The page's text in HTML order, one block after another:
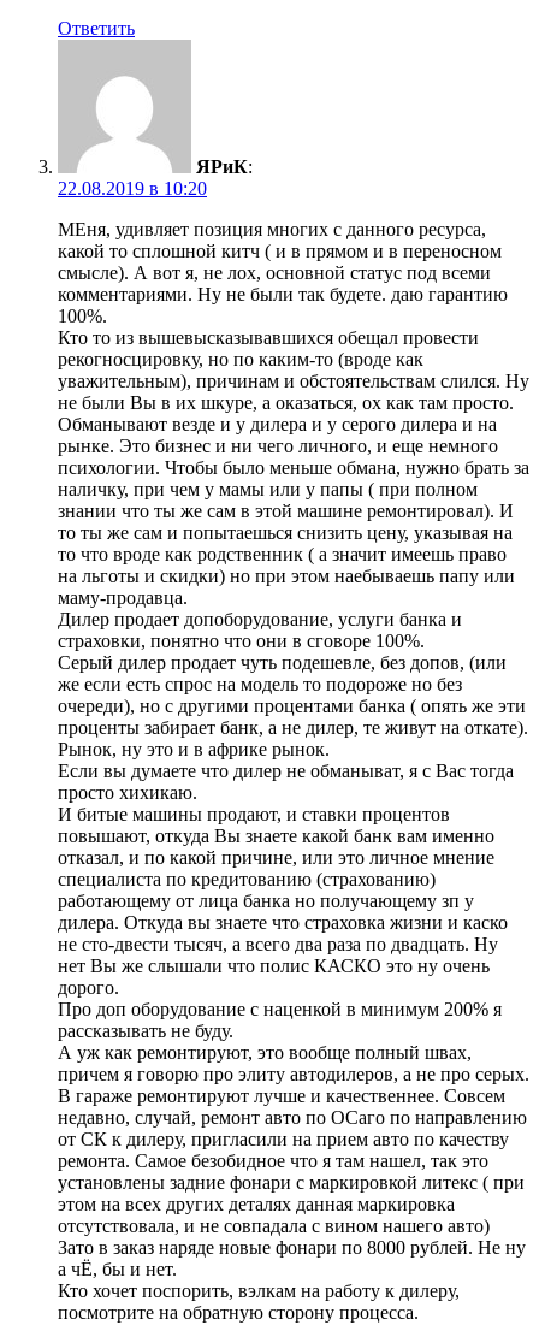
Ответить
ЯРиК:
22.08.2019 в 10:20
МЕня, удивляет позиция многих с данного ресурса,
какой то сплошной китч ( и в прямом и в переносном
смысле). А вот я, не лох, основной статус под всеми
комментариями. Ну не были так будете. даю гарантию
100%.
Кто то из вышевысказывавшихся обещал провести
рекогносцировку, но по каким-то (вроде как
уважительным), причинам и обстоятельствам слился. Ну
не были Вы в их шкуре, а оказаться, ох как там просто.
Обманывают везде и у дилера и у серого дилера и на
рынке. Это бизнес и ни чего личного, и еще немного
психологии. Чтобы было меньше обмана, нужно брать за
наличку, при чем у мамы или у папы ( при полном
знании что ты же сам в этой машине ремонтировал). И
то ты же сам и попытаешься снизить цену, указывая на
то что вроде как родственник ( а значит имеешь право
на льготы и скидки) но при этом наебываешь папу или
маму-продавца.
Дилер продает допоборудование, услуги банка и
страховки, понятно что они в сговоре 100%.
Серый дилер продает чуть подешевле, без допов, (или
же если есть спрос на модель то подороже но без
очереди), но с другими процентами банка ( опять же эти
проценты забирает банк, а не дилер, те живут на откате).
Рынок, ну это и в африке рынок.
Если вы думаете что дилер не обманыват, я с Вас тогда
просто хихикаю.
И битые машины продают, и ставки процентов
повышают, откуда Вы знаете какой банк вам именно
отказал, и по какой причине, или это личное мнение
специалиста по кредитованию (страхованию)
работающему от лица банка но получающему зп у
дилера. Откуда вы знаете что страховка жизни и каско
не сто-двести тысяч, а всего два раза по двадцать. Ну
нет Вы же слышали что полис КАСКО это ну очень
дорого.
Про доп оборудование с наценкой в минимум 200% я
рассказывать не буду.
А уж как ремонтируют, это вообще полный швах,
причем я говорю про элиту автодилеров, а не про серых.
В гараже ремонтируют лучше и качественнее. Совсем
недавно, случай, ремонт авто по ОСаго по направлению
от СК к дилеру, пригласили на прием авто по качеству
ремонта. Самое безобидное что я там нашел, так это
установлены задние фонари с маркировкой литекс ( при
этом на всех других деталях данная маркировка
отсутствовала, и не совпадала с вином нашего авто)
Зато в заказ наряде новые фонари по 8000 рублей. Не ну
а чЁ, бы и нет.
Кто хочет поспорить, вэлкам на работу к дилеру,
посмотрите на обратную сторону процесса.